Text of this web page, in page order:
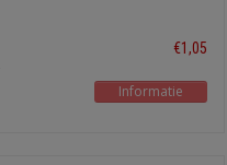
€1,05
Informatie